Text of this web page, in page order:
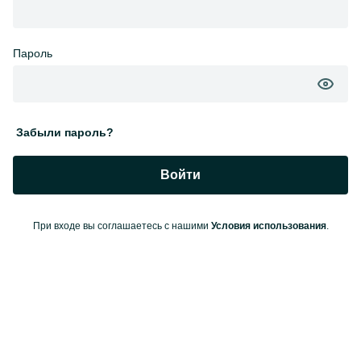
Пароль
Забыли пароль?
Войти
При входе вы соглашаетесь с нашими Условия использования.